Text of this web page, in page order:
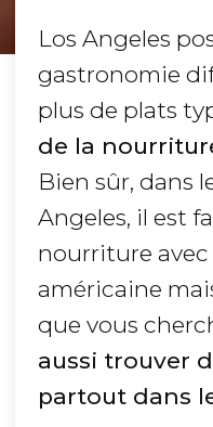
Los Angeles
gastronomie
plus de plats
de la
Bien sûr, dans
Angeles, il est
nourriture
américaine
que vous
aussi trouver
partout dans